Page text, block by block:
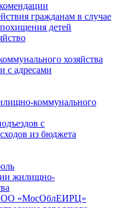
гражданам в случае
детей
хозяйства
с адресами
коммунального
с
из бюджета
жилищно-
«МосОблЕИРЦ»